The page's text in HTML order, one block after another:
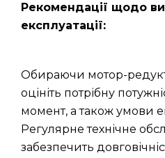
Рекомендації щодо
експлуатації:
Обираючи мотор-
оцініть потрібну
момент, а також умови
Регулярне технічне
забезпечить